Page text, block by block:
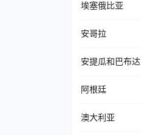
埃塞俄比亚
安哥拉
安提瓜和巴布达
阿根廷
澳大利亚